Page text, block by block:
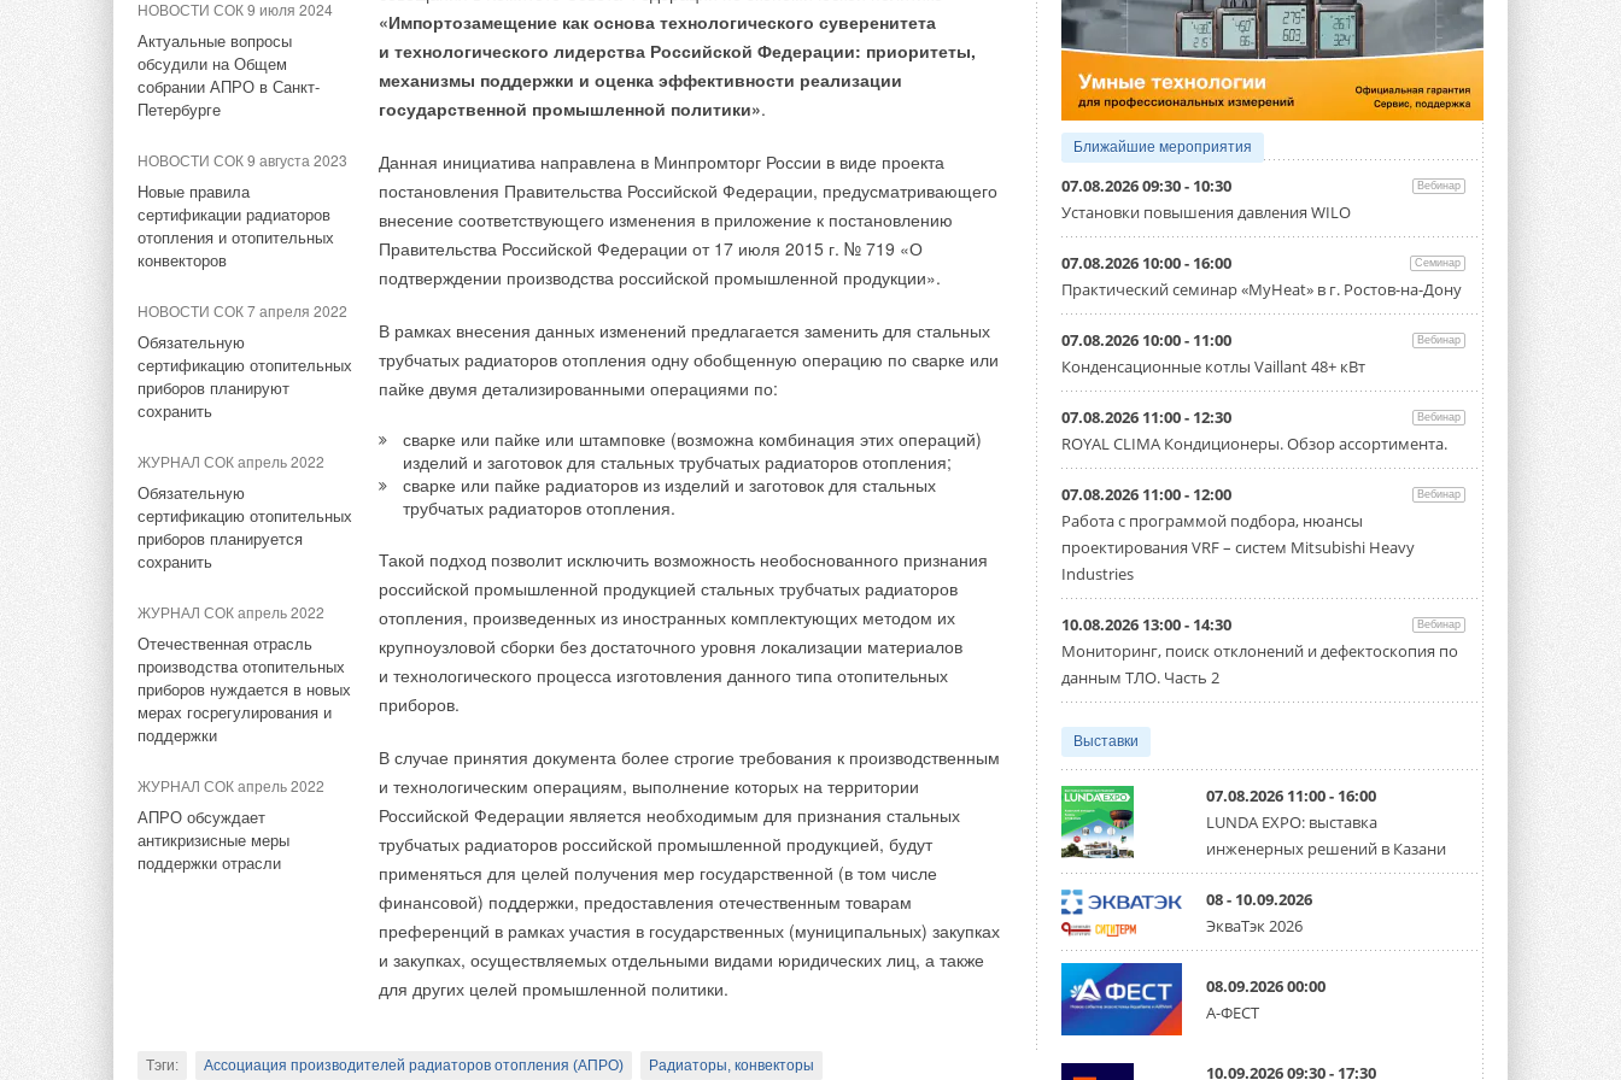
НОВОСТИ СОК 9 июля 2024
Актуальные вопросы
обсудили на Общем
собрании АПРО в Санкт-
Петербурге
НОВОСТИ СОК 9 августа 2023
Новые правила
сертификации радиаторов
отопления и отопительных
конвекторов
НОВОСТИ СОК 7 апреля 2022
Обязательную
сертификацию отопительных
приборов планируют
сохранить
ЖУРНАЛ СОК апрель 2022
Обязательную
сертификацию отопительных
приборов планируется
сохранить
ЖУРНАЛ СОК апрель 2022
Отечественная отрасль
производства отопительных
приборов нуждается в новых
мерах госрегулирования и
поддержки
ЖУРНАЛ СОК апрель 2022
АПРО обсуждает
антикризисные меры
поддержки отрасли
«Импортозамещение как основа технологического суверенитета
и технологического лидерства Российской Федерации: приоритеты,
механизмы поддержки и оценка эффективности реализации
государственной промышленной политики».
Данная инициатива направлена в Минпромторг России в виде проекта
постановления Правительства Российской Федерации, предусматривающего
внесение соответствующего изменения в приложение к постановлению
Правительства Российской Федерации от 17 июля 2015 г. № 719 «О
подтверждении производства российской промышленной продукции».
В рамках внесения данных изменений предлагается заменить для стальных
трубчатых радиаторов отопления одну обобщенную операцию по сварке или
пайке двумя детализированными операциями по:
сварке или пайке или штамповке (возможна комбинация этих операций)
изделий и заготовок для стальных трубчатых радиаторов отопления;
сварке или пайке радиаторов из изделий и заготовок для стальных
трубчатых радиаторов отопления.
Такой подход позволит исключить возможность необоснованного признания
российской промышленной продукцией стальных трубчатых радиаторов
отопления, произведенных из иностранных комплектующих методом их
крупноузловой сборки без достаточного уровня локализации материалов
и технологического процесса изготовления данного типа отопительных
приборов.
В случае принятия документа более строгие требования к производственным
и технологическим операциям, выполнение которых на территории
Российской Федерации является необходимым для признания стальных
трубчатых радиаторов российской промышленной продукцией, будут
применяться для целей получения мер государственной (в том числе
финансовой) поддержки, предоставления отечественным товарам
преференций в рамках участия в государственных (муниципальных) закупках
и закупках, осуществляемых отдельными видами юридических лиц, а также
для других целей промышленной политики.
Тэги: Ассоциация производителей радиаторов отопления (АПРО) Радиаторы, конвекторы
4 АВГУСТА 2026
Тепловые насосы в связке с
солнечной генерацией и
накопителем снижают
потребление на 60%
Исследователи из Италии установили ...
4 АВГУСТА 2026
«РУСКЛИМАТ Fest 2026» в Уфе
собрал свыше 700 профи
климатической отрасли
Организатором выступил торгово-
производственный холдинг ...
3 АВГУСТА 2026
«Датарк» испытал модульный
ЦОД с плотностью 54 кВт на
стойку
Испытания прошли на собственной
производственной площадке и были ...
3 АВГУСТА 2026
Samsung выпускает VRF-
систему DVM на R32
Линейка включает семь типоразмеров
производительностью от 22,4 до 56 кВт.
«СиСофт Девелопмент» подвел
итоги конкурса студенческих
проектов «ТИМ-лидеры 2026»
«Русклимат» укрепляет
партнёрство за Уралом
Президент Омского землячества в
Москве Михаил Тимошенко посетил
Омск с трёхдневным рабочим визитом ...
31 ИЮЛЯ 2026
Carrier модернизирует
флагманский чиллер AquaEdge
19XR
Чиллер получил новую версию,
работающую на хладагенте R1234ze ...
31 ИЮЛЯ 2026
Mitsubishi расширяет
Ближайшие мероприятия
07.08.2026 09:30 - 10:30 Вебинар
Установки повышения давления WILO
07.08.2026 10:00 - 16:00 Семинар
Практический семинар «MyHeat» в г. Ростов-на-Дону
07.08.2026 10:00 - 11:00 Вебинар
Конденсационные котлы Vaillant 48+ кВт
07.08.2026 11:00 - 12:30 Вебинар
ROYAL CLIMA Кондиционеры. Обзор ассортимента.
07.08.2026 11:00 - 12:00 Вебинар
Работа с программой подбора, нюансы
проектирования VRF – систем Mitsubishi Heavy
Industries
10.08.2026 13:00 - 14:30 Вебинар
Мониторинг, поиск отклонений и дефектоскопия по
данным ТЛО. Часть 2
Выставки
07.08.2026 11:00 - 16:00
LUNDA EXPO: выставка
инженерных решений в Казани
08 - 10.09.2026
ЭкваТэк 2026
08.09.2026 00:00
А-ФЕСТ
10.09.2026 09:30 - 17:30
Тэги: Ридан-Трейд
Комментарии
В этой теме еще нет комментариев
Добавить комментарий
Ваше имя * Ваш E-mail *
датчик, способный
распознавать метан по
нескольким молекулам
НОВОСТИ СОК 11 июня 2026
законопроект об оплате
отопления по фактическому
потреблению
НОВОСТИ СОК 29 мая 2026
преобразователи частоты
нового поколения
НОВОСТИ СОК 19 мая 2026
Партнёрство на взлёте: в
учёту тепловой энергии
НОВОСТИ СОК 13 мая 2026
Правительство РФ
планирует отменить
теплосчетчиков в МКД с
вертикальной разводкой
Респонденты не только обратили внимание на общий дефицит
электроинструмента в последние годы, но также отметили заметный рост
цен — об этом заявил 31% опрошенных. Еще 26% заметили, что, хотя
инструмент сильно подорожал, проблем с поиском продавцов нужного товара
На фоне этих изменений проявились и основные слабые стороны
отечественных решений. Наиболее частой проблемой названа недостаточная
мощность — на это указал 31% опрошенных. Быстрый износ оснастки
отметили 23% специалистов, а 18% указали на низкую автономность
российский инструмент: одни продолжают использовать ранее приобретенное
оборудование, другие закупают новые модели за рубежом.
и шуруповерты — за последние пять лет их приобретали 44% опрошенных.
Выяснилось также, что более половины мастеров ожидают появление
на рынке легких моделей с емкими аккумуляторами, еще у 2
Исследование завода показало, что всё большее число профессионалов
делают осознанный выбор в пользу российских производителей
электроинструмента: 37% считают главным преимуществом отечественной
продукции доступность и цену, а 24% подчеркивают отсутствие проблем
с поиском запчастей и оперативный сервис в случае необходимости.
При этом качество российских инструментов всё еще не вызывает большого
доверия у мастеров — как главное преимущество его выделили только 1
опрошенных. Успехи в этом направлении демонстрирует предприятие
«Энгельс Электроинструменты» — включение его продукции в реестр
Минпромторга России подтверждает высокий уровень локализации. Это
указывает на то, что продукция завода — результат целенаправленной работы
в рамках программы импортозамещения.
Полученные данные легли в основу развития продуктовой линейки
в рамках концерна Bosch, а также принципы организации производства. Одно